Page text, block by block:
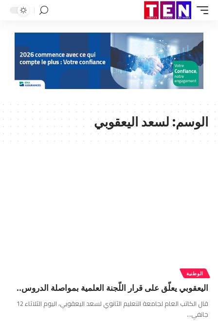
الوسم:لسعد اليعقوبي
الوطنية
اليعقوبي يعلّق على قرار اللّجنة العلمية بمواصلة الدروس..
قال الكاتب العام لجامعة التعليم الثانوي لسعد اليعقوبي، اليوم الثلاثاء 12
جانفي…